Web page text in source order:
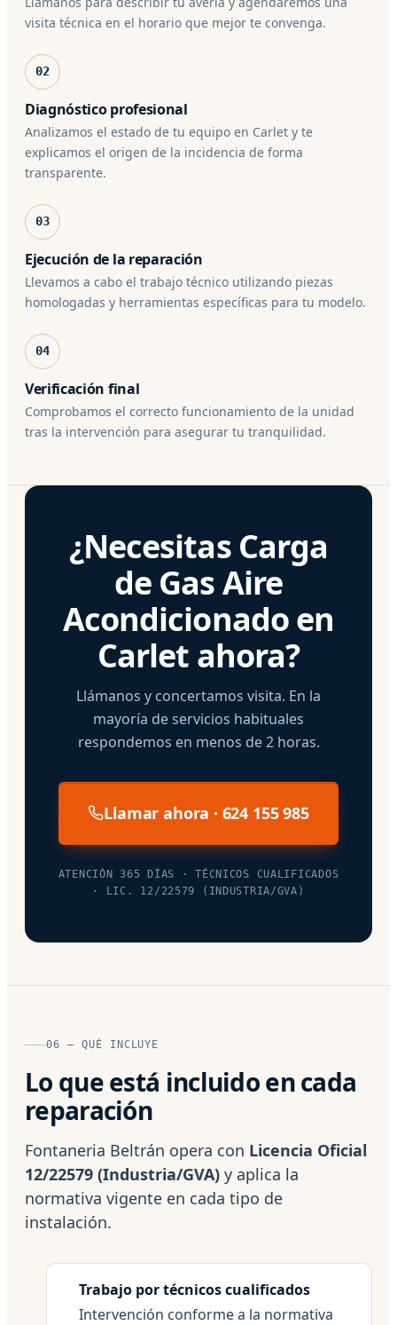
visita técnica en el horario que mejor te convenga.
02
Diagnóstico profesional
Analizamos el estado de tu equipo en Carlet y te
explicamos el origen de la incidencia de forma
transparente.
03
Ejecución de la reparación
Llevamos a cabo el trabajo técnico utilizando piezas
homologadas y herramientas específicas para tu modelo.
04
Verificación final
Comprobamos el correcto funcionamiento de la unidad
tras la intervención para asegurar tu tranquilidad.
¿Necesitas Carga
de Gas Aire
Acondicionado en
Carlet ahora?
Llámanos y concertamos visita. En la
mayoría de servicios habituales
respondemos en menos de 2 horas.
Llamar ahora · 624 155 985
ATENCIÓN 365 DÍAS · TÉCNICOS CUALIFICADOS
· LIC. 12/22579 (INDUSTRIA/GVA)
06 — QUÉ INCLUYE
Lo que está incluido en cada
reparación
Fontaneria Beltrán opera con Licencia Oficial
12/22579 (Industria/GVA) y aplica la
normativa vigente en cada tipo de
instalación.
Trabajo por técnicos cualificados
Intervención conforme a la normativa